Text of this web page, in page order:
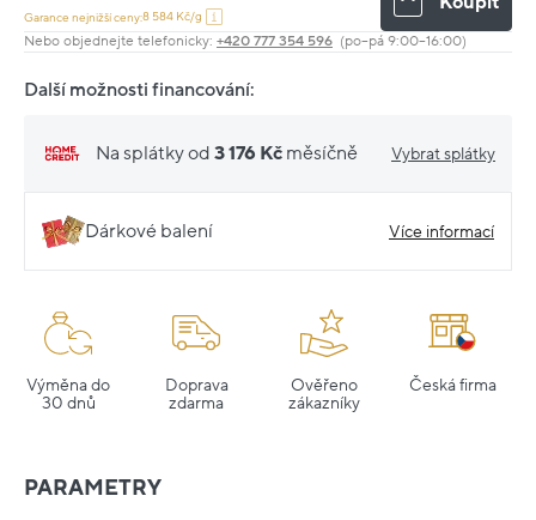
Garance nejnižší ceny:8 584 Kč/g
Nebo objednejte telefonicky: +420 777 354 596 (po–pá 9:00–16:00)
Další možnosti financování:
Na splátky od 3 176 Kč měsíčně Vybrat splátky
Dárkové balení Více informací
Výměna do
30 dnů
Doprava
zdarma
Ověřeno
zákazníky
Česká firma
PARAMETRY